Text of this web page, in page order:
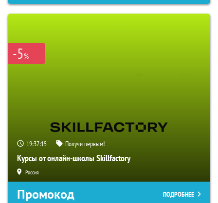
-5%
19:37:14 Получи первым!
Курсы от онлайн-школы Skillfactory
Россия
Промокод ПОДРОБНЕЕ